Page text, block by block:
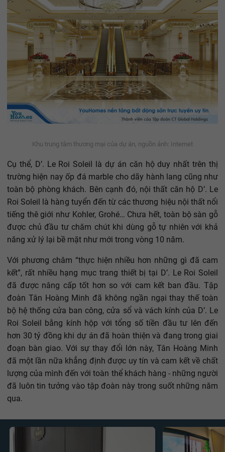
Khu trung tâm thương mại của dự án, nguồn ảnh: Internet
Cụ thể, D’. Le Roi Soleil là dự án căn hộ duy nhất trên thị
trường hiện nay ốp đá marble cho dãy hành lang cũng như
toàn bộ phòng khách. Bên cạnh đó, nội thất căn hộ D’. Le
Roi Soleil là hàng tuyển đến từ các thương hiệu nội thất nổi
tiếng thê giới như Kohler, Grohé… Chưa hết, toàn bộ sàn gỗ
được chủ đầu tư chăm chút khi dùng gỗ tự nhiên với khả
năng xử lý lại bề mặt như mới trong vòng 10 năm.
Với phương châm “thực hiện nhiều hơn những gì đã cam
kết”, rất nhiều hạng mục trang thiết bị tại D’. Le Roi Soleil
đã được nâng cấp tốt hơn so với cam kết ban đầu. Tập
đoàn Tân Hoàng Minh đã không ngần ngại thay thế toàn
bộ hệ thống cửa ban công, cửa sổ và vách kính của D’. Le
Roi Soleil bằng kính hộp với tổng số tiền đầu tư lên đến
hơn 30 tỷ đồng khi dự án đã hoàn thiện và đang trong giai
đoạn bàn giao. Với sự thay đổi lớn này, Tân Hoàng Minh
đã một lần nữa khẳng định được uy tín và cam kết về chất
lượng của mình đến với toàn thể khách hàng - những người
đã luôn tin tưởng vào tập đoàn này trong suốt những năm
qua.